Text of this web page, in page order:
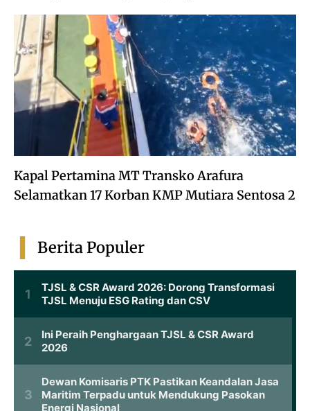
Kapal Pertamina MT Transko Arafura
Selamatkan 17 Korban KMP Mutiara Sentosa 2
Berita Populer